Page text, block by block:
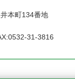
本町134番地
31-3816